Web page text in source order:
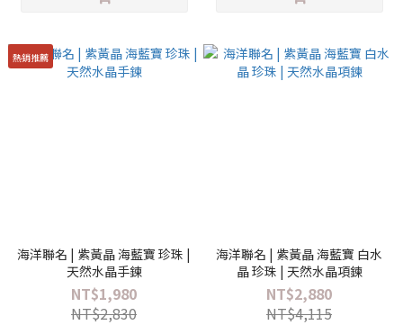
熱銷推薦
海洋聯名 | 紫黃晶 海藍寶 珍珠 |
天然水晶手鍊
NT$1,980
NT$2,830
海洋聯名 | 紫黃晶 海藍寶 白水
晶 珍珠 | 天然水晶項鍊
NT$2,880
NT$4,115